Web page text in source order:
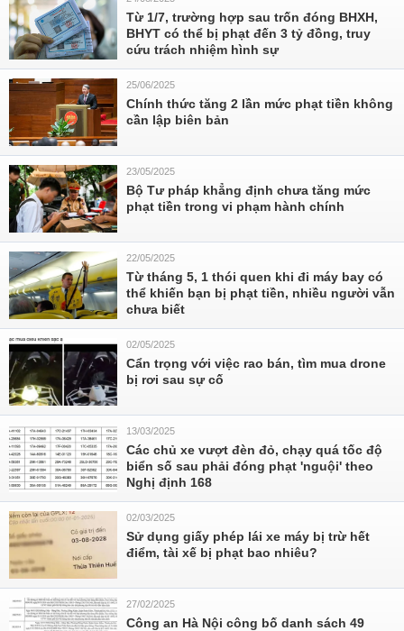
Từ 1/7, trường hợp sau trốn đóng BHXH,
BHYT có thể bị phạt đến 3 tỷ đồng, truy
cứu trách nhiệm hình sự
25/06/2025
Chính thức tăng 2 lần mức phạt tiền không
cần lập biên bản
23/05/2025
Bộ Tư pháp khẳng định chưa tăng mức
phạt tiền trong vi phạm hành chính
22/05/2025
Từ tháng 5, 1 thói quen khi đi máy bay có
thể khiến bạn bị phạt tiền, nhiều người vẫn
chưa biết
02/05/2025
Cẩn trọng với việc rao bán, tìm mua drone
bị rơi sau sự cố
13/03/2025
Các chủ xe vượt đèn đỏ, chạy quá tốc độ
biển số sau phải đóng phạt 'nguội' theo
Nghị định 168
02/03/2025
Sử dụng giấy phép lái xe máy bị trừ hết
điểm, tài xế bị phạt bao nhiêu?
27/02/2025
Công an Hà Nội công bố danh sách 49